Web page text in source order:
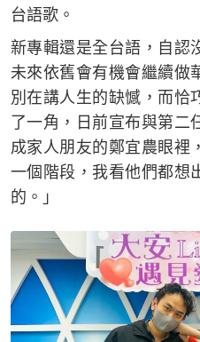
台語歌。
新專輯還是全台語，自認
未來依舊會有機會繼續做
別在講人生的缺憾，而恰
了一角，日前宣布與第二
成家人朋友的鄭宜農眼裡
一個階段，我看他們都想
的。」